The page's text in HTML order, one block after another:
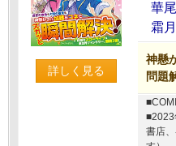
詳しく見る
華
霜
神懸
問題
■2023
書店